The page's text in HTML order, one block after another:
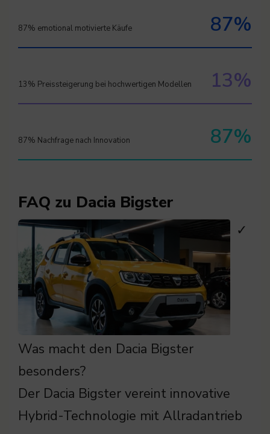
87% emotional motivierte Käufe 87%
13% Preissteigerung bei hochwertigen Modellen 13%
87% Nachfrage nach Innovation 87%
FAQ zu Dacia Bigster
✓
Was macht den Dacia Bigster
besonders?
Der Dacia Bigster vereint innovative
Hybrid-Technologie mit Allradantrieb